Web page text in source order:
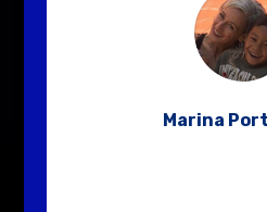
Marina